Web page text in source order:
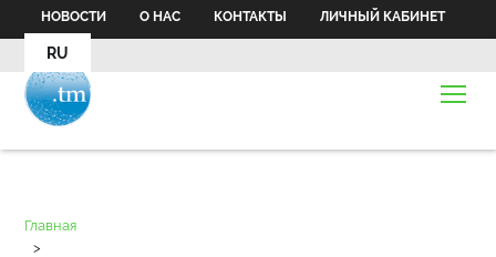
НОВОСТИ О НАС КОНТАКТЫ ЛИЧНЫЙ КАБИНЕТ
RU
Главная
>